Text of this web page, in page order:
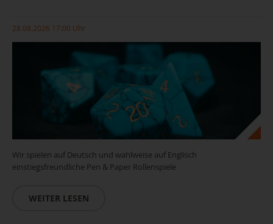
28.08.2026 17:00 Uhr
Wir spielen auf Deutsch und wahlweise auf Englisch
einstiegsfreundliche Pen & Paper Rollenspiele
WEITER LESEN